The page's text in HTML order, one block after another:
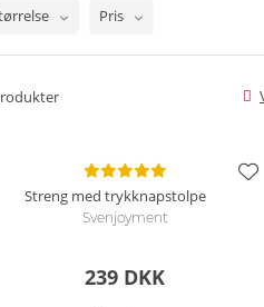
Pris
Streng med trykknapstolpe
Svenjoyment
239 DKK